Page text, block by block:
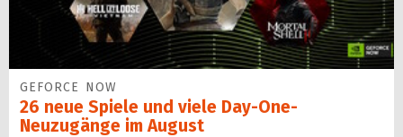
GEFORCE NOW
26 neue Spiele und viele Day-One-
Neuzugänge im August